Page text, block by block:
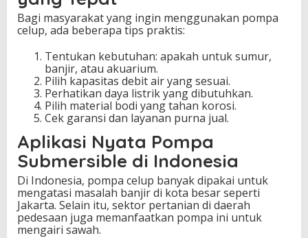
Bagi masyarakat yang ingin menggunakan pompa
celup, ada beberapa tips praktis:
Tentukan kebutuhan: apakah untuk sumur,
banjir, atau akuarium.
Pilih kapasitas debit air yang sesuai.
Perhatikan daya listrik yang dibutuhkan.
Pilih material bodi yang tahan korosi.
Cek garansi dan layanan purna jual.
Aplikasi Nyata Pompa
Submersible di Indonesia
Di Indonesia, pompa celup banyak dipakai untuk
mengatasi masalah banjir di kota besar seperti
Jakarta. Selain itu, sektor pertanian di daerah
pedesaan juga memanfaatkan pompa ini untuk
mengairi sawah.